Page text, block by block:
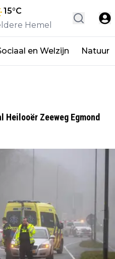
15°C
Hemel
en Welzijn Natuur
Zeeweg Egmond